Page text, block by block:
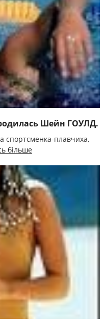
Шейн ГОУЛД.
спортсменка-плавчиха,
більше